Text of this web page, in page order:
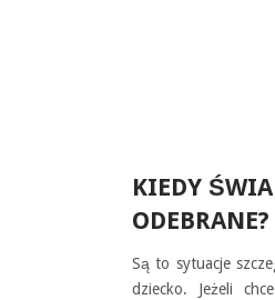
KIEDY
ODEBRANE?
Są to sytuacje
dziecko. Jeżeli